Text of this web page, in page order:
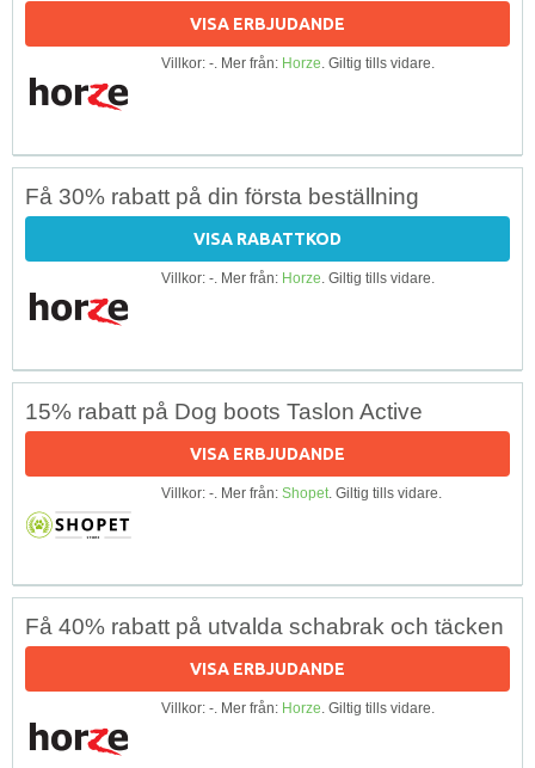
VISA ERBJUDANDE
Villkor: -. Mer från: Horze. Giltig tills vidare.
Få 30% rabatt på din första beställning
VISA RABATTKOD
Villkor: -. Mer från: Horze. Giltig tills vidare.
15% rabatt på Dog boots Taslon Active
VISA ERBJUDANDE
Villkor: -. Mer från: Shopet. Giltig tills vidare.
Få 40% rabatt på utvalda schabrak och täcken
VISA ERBJUDANDE
Villkor: -. Mer från: Horze. Giltig tills vidare.